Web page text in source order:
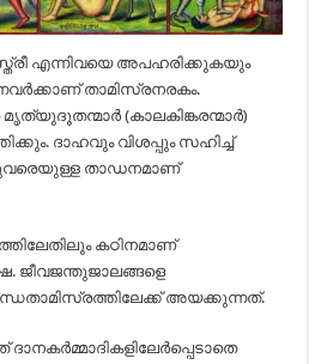
എന്നിവയെ അപഹരിക്കുകയും
താമിസ്രനരകം.
മൃത്യുദൂതന്മാർ (കാലകിങ്കരന്മാർ)
ദാഹവും വിശപ്പും സഹിച്ച്
താഡനമാണ്
കഠിനമാണ്
ജീവജന്തുജാലങ്ങളെ
അയക്കുന്നത്.